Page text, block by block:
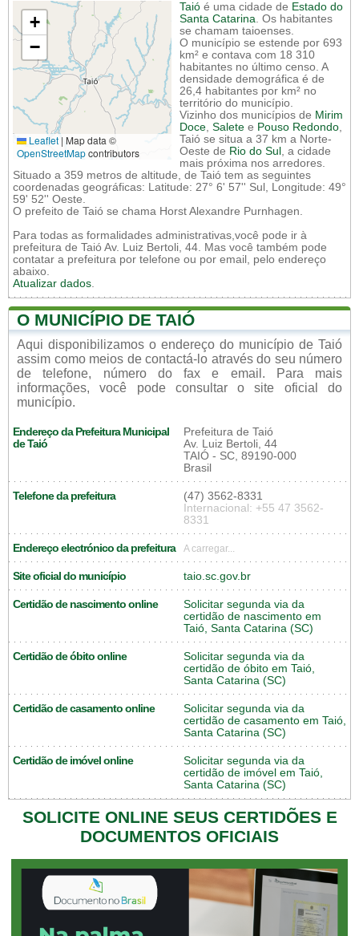
+
−
Leaflet | Map data ©
OpenStreetMapcontributors
Taió é uma cidade de Estado do
Santa Catarina. Os habitantes
se chamam taioenses.
O município se estende por 693
km² e contava com 18 310
habitantes no último censo. A
densidade demográfica é de
26,4 habitantes por km² no
território do município.
Vizinho dos municípios de Mirim
Doce, Salete e Pouso Redondo,
Taió se situa a 37 km a Norte-
Oeste de Rio do Sul , a cidade
mais próxima nos arredores.
Situado a 359 metros de altitude, de Taió tem as seguintes
coordenadas geográficas: Latitude: 27° 6' 57'' Sul, Longitude: 49°
59' 52'' Oeste.
O prefeito de Taió se chama Horst Alexandre Purnhagen.
Para todas as formalidades administrativas,você pode ir à
prefeitura de Taió Av. Luiz Bertoli, 44. Mas você também pode
contatar a prefeitura por telefone ou por email, pelo endereço
abaixo.
Atualizar dados.
O MUNICÍPIO DE TAIÓ
Aqui disponibilizamos o endereço do município de Taió
assim como meios de contactá-lo através do seu número
de telefone, número do fax e email. Para mais
informações, você pode consultar o site oficial do
município.
Endereço da Prefeitura Municipal
de Taió
Prefeitura de Taió
Av. Luiz Bertoli, 44
TAIÓ - SC, 89190-000
Brasil
Telefone da prefeitura
(47) 3562-8331
Internacional: +55 47 3562-
8331
Endereço electrónico da prefeitura A carregar...
Site oficial do município taio.sc.gov.br
Certidão de nascimento online
Solicitar segunda via da
certidão de nascimento em
Taió, Santa Catarina (SC)
Certidão de óbito online
Solicitar segunda via da
certidão de óbito em Taió,
Santa Catarina (SC)
Certidão de casamento online
Solicitar segunda via da
certidão de casamento em Taió,
Santa Catarina (SC)
Certidão de imóvel online
Solicitar segunda via da
certidão de imóvel em Taió,
Santa Catarina (SC)
SOLICITE ONLINE SEUS CERTIDÕES E
DOCUMENTOS OFICIAIS